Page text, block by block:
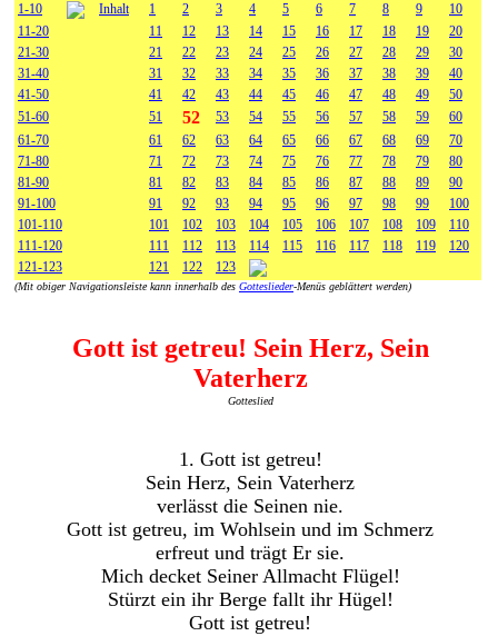
1-10 Inhalt 1 2 3 4 5 6 7 8 9
10
11-20
11 12 13 14 15 16 17 18 19
20
21-30
21 22 23 24 25 26 27 28 29
30
31-40
31 32 33 34 35 36 37 38 39
40
41-50
41 42 43 44 45 46 47 48 49
50
51-60
51 52 53 54 55 56 57 58 59
60
61-70
61 62 63 64 65 66 67 68 69
70
71-80
71 72 73 74 75 76 77 78 79
80
81-90
81 82 83 84 85 86 87 88 89
90
91-100
91 92 93 94 95 96 97 98 99
100
101-110
101 102 103 104 105 106 107 108 109
110
111-120
111 112 113 114 115 116 117 118 119
120
121-123
121 122 123
(Mit obiger Navigationsleiste kann innerhalb des Gotteslieder-Menüs geblättert werden)
Gott ist getreu! Sein Herz, Sein
Vaterherz
Gotteslied
1. Gott ist getreu!
Sein Herz, Sein Vaterherz
verlässt die Seinen nie.
Gott ist getreu, im Wohlsein und im Schmerz
erfreut und trägt Er sie.
Mich decket Seiner Allmacht Flügel!
Stürzt ein ihr Berge fallt ihr Hügel!
Gott ist getreu!